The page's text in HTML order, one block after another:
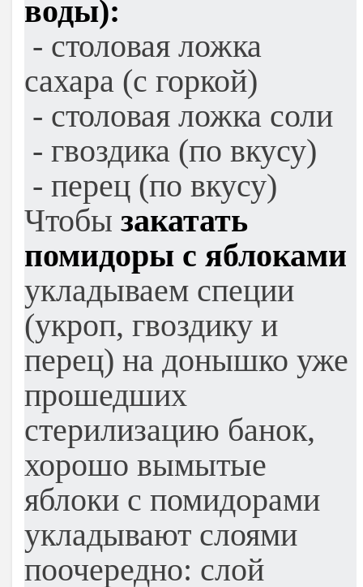
воды):
- столовая ложка
сахара (с горкой)
- столовая ложка соли
- гвоздика (по вкусу)
- перец (по вкусу)
Чтобы закатать
помидоры с яблоками
укладываем специи
(укроп, гвоздику и
перец) на донышко уже
прошедших
стерилизацию банок,
хорошо вымытые
яблоки с помидорами
укладывают слоями
поочередно: слой